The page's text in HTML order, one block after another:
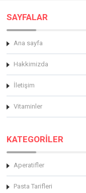
SAYFALAR
Ana sayfa
Hakkimizda
İletişim
Vitaminler
KATEGORİLER
Aperatifler
Pasta Tarifleri